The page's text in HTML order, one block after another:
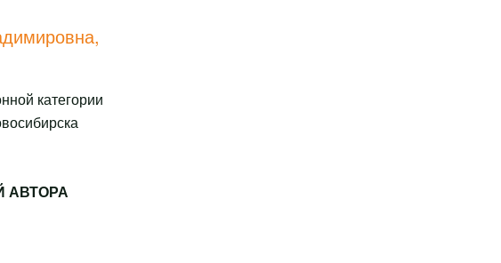
категории
АВТОРА